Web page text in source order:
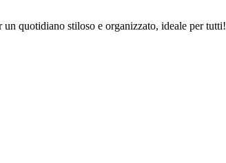
quotidiano stiloso e organizzato, ideale per tutti!